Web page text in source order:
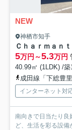
NEW
神栖市知手
5万円～5.3万円
40.99㎡ (1LDK) /
成田線「下総豊
インターネット対
南向きで日当たり良
ど、生活を彩る設